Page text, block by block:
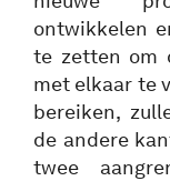
ontwikkelen
te zetten om
met elkaar te
bereiken,
de andere
twee